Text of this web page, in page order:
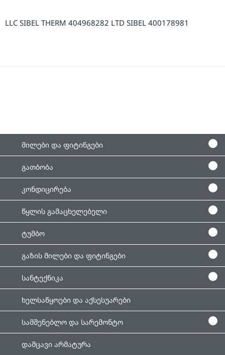
LLC SIBEL THERM 404968282 LTD SIBEL 400178981
მილები და ფიტინგები
გათბობა
კონდიცირება
წყლის გამაცხელებელი
ტუმბო
გაზის მილები და ფიტინგები
სანტექნიკა
ხელსაწყოები და აქსესუარები
სამშენებლო და სარემონტო
დამცავი არმატურა